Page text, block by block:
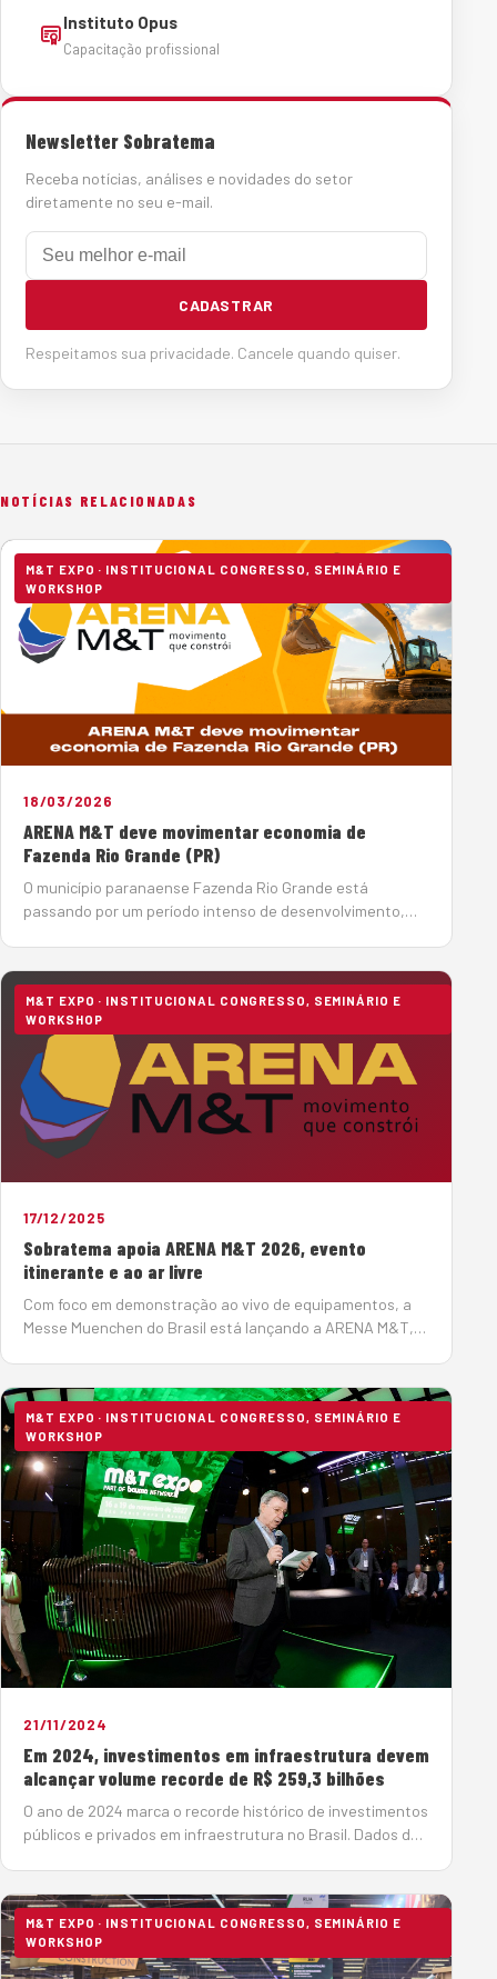
Instituto Opus
Capacitação profissional
Newsletter Sobratema
Receba notícias, análises e novidades do setor
diretamente no seu e-mail.
E-mail
CADASTRAR
Respeitamos sua privacidade. Cancele quando quiser.
NOTÍCIAS RELACIONADAS
M&T EXPO · INSTITUCIONAL CONGRESSO, SEMINÁRIO E
WORKSHOP
18/03/2026
ARENA M&T deve movimentar economia de
Fazenda Rio Grande (PR)
O município paranaense Fazenda Rio Grande está
passando por um período intenso de desenvolvimento,
país. Nesse contexto, a Messe Muenc…
M&T EXPO · INSTITUCIONAL CONGRESSO, SEMINÁRIO E
WORKSHOP
17/12/2025
Sobratema apoia ARENA M&T 2026, evento
itinerante e ao ar livre
Com foco em demonstração ao vivo de equipamentos, a
Messe Muenchen do Brasil está lançando a ARENA M&T,
modernos e as princ…
M&T EXPO · INSTITUCIONAL CONGRESSO, SEMINÁRIO E
WORKSHOP
21/11/2024
Em 2024, investimentos em infraestrutura devem
alcançar volume recorde de R$ 259,3 bilhões
O ano de 2024 marca o recorde histórico de investimentos
públicos e privados em infraestrutura no Brasil. Dados da
milhões neste an…
M&T EXPO · INSTITUCIONAL CONGRESSO, SEMINÁRIO E
WORKSHOP